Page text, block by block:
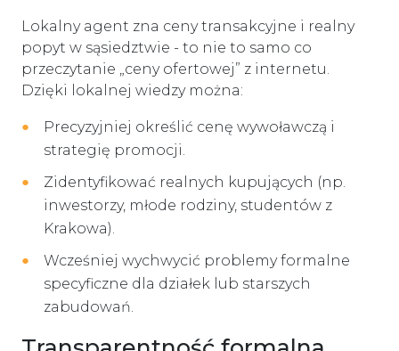
Lokalny agent zna ceny transakcyjne i realny
popyt w sąsiedztwie - to nie to samo co
przeczytanie „ceny ofertowej” z internetu.
Dzięki lokalnej wiedzy można:
Precyzyjniej określić cenę wywoławczą i
strategię promocji.
Zidentyfikować realnych kupujących (np.
inwestorzy, młode rodziny, studentów z
Krakowa).
Wcześniej wychwycić problemy formalne
specyficzne dla działek lub starszych
zabudowań.